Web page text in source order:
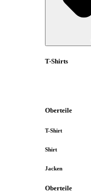
T-Shirts
Oberteile
T-Shirt
Shirt
Jacken
Oberteile